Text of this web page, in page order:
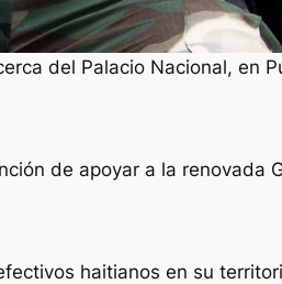
del Palacio Nacional, en
de apoyar a la renovada
haitianos en su